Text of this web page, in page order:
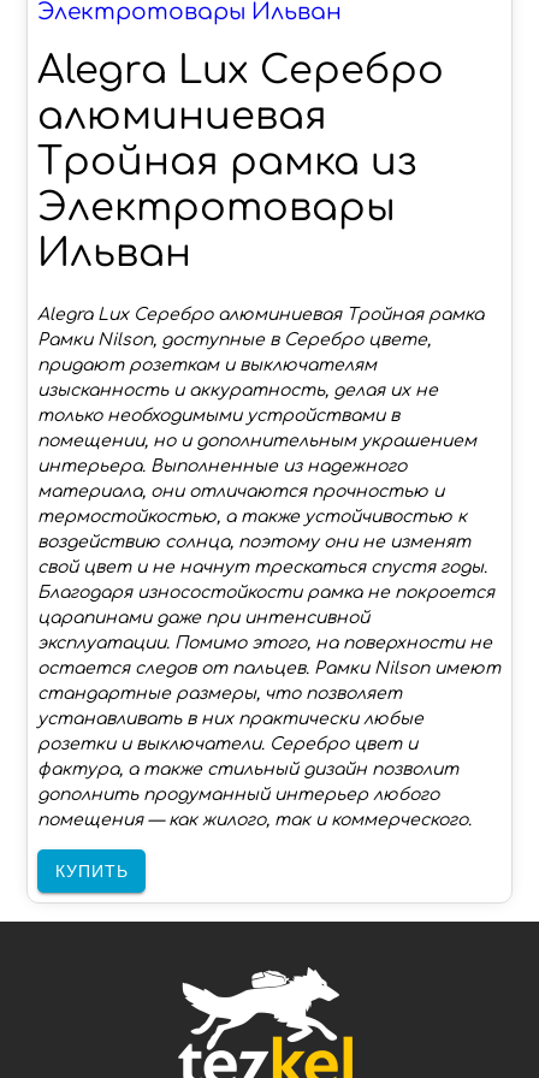
Электротовары Ильван
Alegra Lux Серебро
алюминиевая
Тройная рамка из
Электротовары
Ильван
Alegra Lux Серебро алюминиевая Тройная рамка
Рамки Nilson, доступные в Серебро цвете,
придают розеткам и выключателям
изысканность и аккуратность, делая их не
только необходимыми устройствами в
помещении, но и дополнительным украшением
интерьера. Выполненные из надежного
материала, они отличаются прочностью и
термостойкостью, а также устойчивостью к
воздействию солнца, поэтому они не изменят
свой цвет и не начнут трескаться спустя годы.
Благодаря износостойкости рамка не покроется
царапинами даже при интенсивной
эксплуатации. Помимо этого, на поверхности не
остается следов от пальцев. Рамки Nilson имеют
стандартные размеры, что позволяет
устанавливать в них практически любые
розетки и выключатели. Серебро цвет и
фактура, а также стильный дизайн позволит
дополнить продуманный интерьер любого
помещения — как жилого, так и коммерческого.
КУПИТЬ